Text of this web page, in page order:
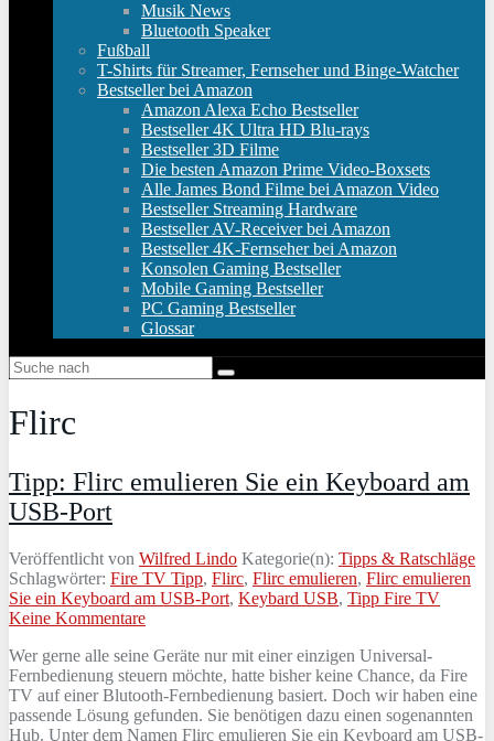
Musik News
Bluetooth Speaker
Fußball
T-Shirts für Streamer, Fernseher und Binge-Watcher
Bestseller bei Amazon
Amazon Alexa Echo Bestseller
Bestseller 4K Ultra HD Blu-rays
Bestseller 3D Filme
Die besten Amazon Prime Video-Boxsets
Alle James Bond Filme bei Amazon Video
Bestseller Streaming Hardware
Bestseller AV-Receiver bei Amazon
Bestseller 4K-Fernseher bei Amazon
Konsolen Gaming Bestseller
Mobile Gaming Bestseller
PC Gaming Bestseller
Glossar
Flirc
Tipp: Flirc emulieren Sie ein Keyboard am
USB-Port
Veröffentlicht von Wilfred Lindo Kategorie(n): Tipps & Ratschläge
Schlagwörter: Fire TV Tipp, Flirc, Flirc emulieren, Flirc emulieren
Sie ein Keyboard am USB-Port, Keybard USB, Tipp Fire TV
Keine Kommentare
Wer gerne alle seine Geräte nur mit einer einzigen Universal-
Fernbedienung steuern möchte, hatte bisher keine Chance, da Fire
TV auf einer Blutooth-Fernbedienung basiert. Doch wir haben eine
passende Lösung gefunden. Sie benötigen dazu einen sogenannten
Hub. Unter dem Namen Flirc emulieren Sie ein Keyboard am USB-